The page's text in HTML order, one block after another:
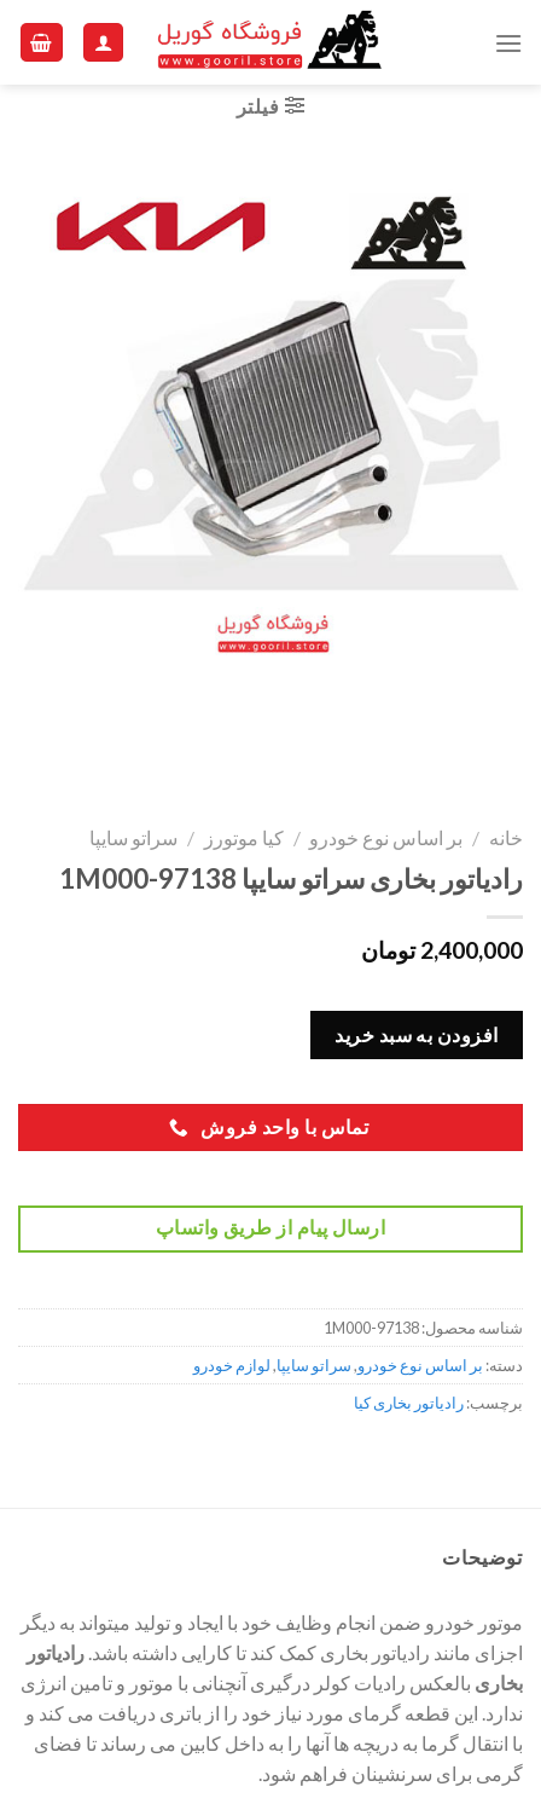
فیلتر
خانه / بر اساس نوع خودرو / کیا موتورز / سراتو سایپا
رادیاتور بخاری سراتو سایپا 97138-1M000
2,400,000 تومان
افزودن به سبد خرید
تماس با واحد فروش
ارسال پیام از طریق واتساپ
شناسه محصول:97138-1M000
دسته: بر اساس نوع خودرو,سراتو سایپا,لوازم خودرو
برچسب:رادیاتور بخاری کیا
توضیحات
موتور خودرو ضمن انجام وظایف خود با ایجاد و تولید میتواند به دیگر
اجزای مانند رادیاتور بخاری کمک کند تا کارایی داشته باشد. رادیاتور
بخاری بالعکس رادیات کولر درگیری آنچنانی با موتور و تامین انرژی
ندارد. این قطعه گرمای مورد نیاز خود را از باتری دریافت می کند و
با انتقال گرما به دریچه ها آنها را به داخل کابین می رساند تا فضای
گرمی برای سرنشینان فراهم شود.